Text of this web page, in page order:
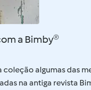
a Bimby®
coleção algumas das
na antiga revista